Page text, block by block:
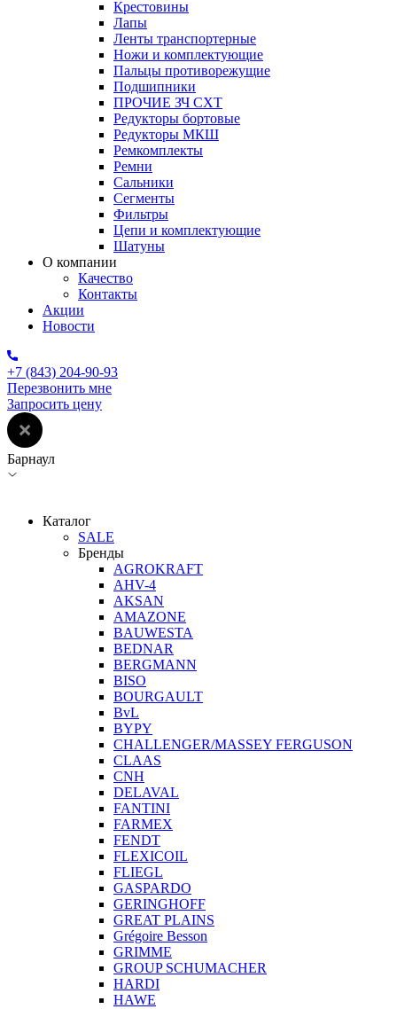
Крестовины
Лапы
Ленты транспортерные
Ножи и комплектующие
Пальцы противорежущие
Подшипники
ПРОЧИЕ ЗЧ СХТ
Редукторы бортовые
Редукторы МКШ
Ремкомплекты
Ремни
Сальники
Сегменты
Фильтры
Цепи и комплектующие
Шатуны
О компании
Качество
Контакты
Акции
Новости
+7 (843) 204-90-93
Перезвонить мне
Запросить цену
Барнаул
Каталог
SALE
Бренды
AGROKRAFT
AHV-4
AKSAN
AMAZONE
BAUWESTA
BEDNAR
BERGMANN
BISO
BOURGAULT
BvL
BYPY
CHALLENGER/MASSEY FERGUSON
CLAAS
CNH
DELAVAL
FANTINI
FARMEX
FENDT
FLEXICOIL
FLIEGL
GASPARDO
GERINGHOFF
GREAT PLAINS
Grégoire Besson
GRIMME
GROUP SCHUMACHER
HARDI
HAWE